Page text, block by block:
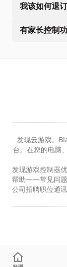
我该如何退
有家长控制
发现云游戏。
台。在您的电脑
发现游戏控制器
帮助——常见问
公司招聘职位通讯